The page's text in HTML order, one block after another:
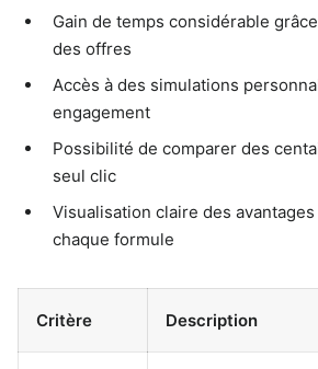
Gain de temps considérable
des offres
Accès à des simulations
engagement
Possibilité de comparer des
seul clic
Visualisation claire des
chaque formule
Critère Description